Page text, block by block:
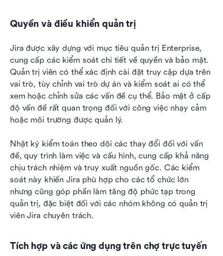
Quyền và điều khiển quản trị
Jira được xây dựng với mục tiêu quản trị Enterprise,
cung cấp các kiểm soát chi tiết về quyền và bảo mật.
Quản trị viên có thể xác định cài đặt truy cập dựa trên
vai trò, tùy chỉnh vai trò dự án và kiểm soát ai có thể
xem hoặc chỉnh sửa các vấn đề cụ thể. Bảo mật ở cấp
độ vấn đề rất quan trọng đối với công việc nhạy cảm
hoặc môi trường được quản lý.
Nhật ký kiểm toán theo dõi các thay đổi đối với vấn
đề, quy trình làm việc và cấu hình, cung cấp khả năng
chịu trách nhiệm và truy xuất nguồn gốc. Các kiểm
soát này khiến Jira phù hợp cho các tổ chức lớn
nhưng cũng góp phần làm tăng độ phức tạp trong
quản trị, đặc biệt đối với các nhóm không có quản trị
viên Jira chuyên trách.
Tích hợp và các ứng dụng trên chợ trực tuyến